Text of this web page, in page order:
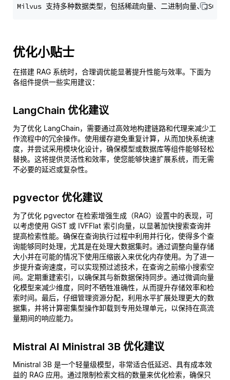
优化小贴士
在搭建 RAG 系统时，合理调优能显著提升性能与效率。下面为
各组件提供一些实用建议：
LangChain 优化建议
为了优化 LangChain，需要通过高效地构建链路和代理来减少工
作流程中的冗余操作。使用缓存避免重复计算，从而加快系统速
度，并尝试采用模块化设计，确保模型或数据库等组件能够轻松
替换。这将提供灵活性和效率，使您能够快速扩展系统，而无需
不必要的延迟或复杂性。
pgvector 优化建议
为了优化 pgvector 在检索增强生成（RAG）设置中的表现，可
以考虑使用 GiST 或 IVFFlat 索引向量，以显著加快搜索查询并
提高检索性能。确保在查询执行过程中利用并行化，使得多个查
询能够同时处理，尤其是在处理大数据集时。通过调整向量存储
大小并在可能的情况下使用压缩嵌入来优化内存使用。为了进一
步提升查询速度，可以实现预过滤技术，在查询之前缩小搜索空
间。定期重建索引，以确保其与新数据保持同步。通过微调向量
化模型来减少维度，同时不牺牲准确性，从而提升存储效率和检
索时间。最后，仔细管理资源分配，利用水平扩展处理更大的数
据集，并将计算密集型操作卸载到专用处理单元，以保持在高流
量期间的响应能力。
Mistral AI Ministral 3B 优化建议
Ministral 3B 是一个轻量级模型，非常适合低延迟、具有成本效
益的 RAG 应用。通过限制检索文档的数量来优化检索，确保只